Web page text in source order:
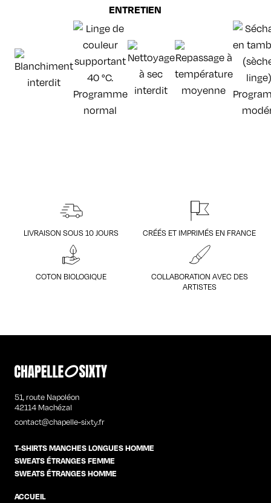
ENTRETIEN
LIVRAISON SOUS 10 JOURS CRÉÉS ET IMPRIMÉS EN FRANCE
COTON BIOLOGIQUE
COLLABORATION AVEC DES
ARTISTES
51, route Napoléon
42114 Machézal
contact@chapelle-sixty.fr
T-SHIRTS MANCHES LONGUES HOMME
SWEATS ÉTRANGES FEMME
SWEATS ÉTRANGES HOMME
ACCUEIL